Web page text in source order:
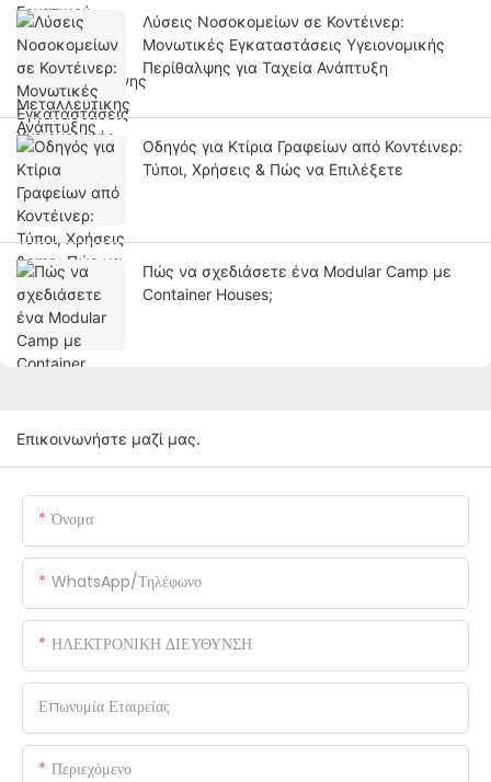
Λύσεις Νοσοκομείων σε Κοντέινερ:
Μονωτικές Εγκαταστάσεις Υγειονομικής
Περίθαλψης για Ταχεία Ανάπτυξη
Οδηγός για Κτίρια Γραφείων από Κοντέινερ:
Τύποι, Χρήσεις & Πώς να Επιλέξετε
Πώς να σχεδιάσετε ένα Modular Camp με
Container Houses;
Επικοινωνήστε μαζί μας.
Όνομα
WhatsApp/Τηλέφωνο
ΗΛΕΚΤΡΟΝΙΚΗ ΔΙΕΥΘΥΝΣΗ
Επωνυμία Εταιρείας
Περιεχόμενο